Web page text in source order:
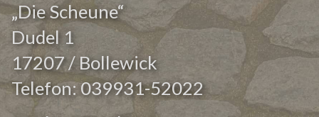
„Die Scheune“
Dudel 1
17207 / Bollewick
Telefon:039931-52022